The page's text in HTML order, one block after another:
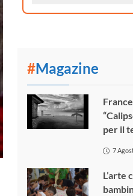
#Magazine
per il
7
L’arte